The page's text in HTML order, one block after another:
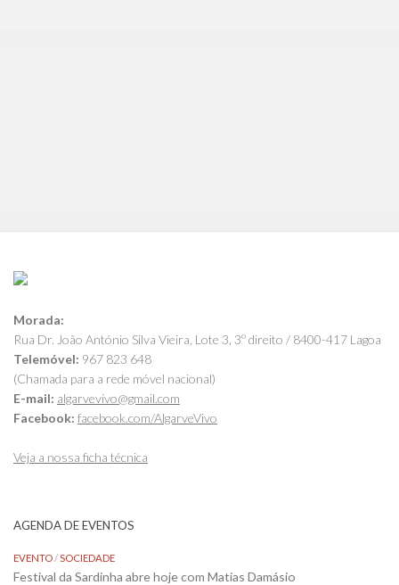
Morada:
Rua Dr. João António Silva Vieira, Lote 3, 3º direito / 8400-417 Lagoa
Telemóvel: 967 823 648
(Chamada para a rede móvel nacional)
E-mail: algarvevivo@gmail.com
Facebook: facebook.com/AlgarveVivo
Veja a nossa ficha técnica
AGENDA DE EVENTOS
EVENTO/SOCIEDADE
Festival da Sardinha abre hoje com Matias Damásio